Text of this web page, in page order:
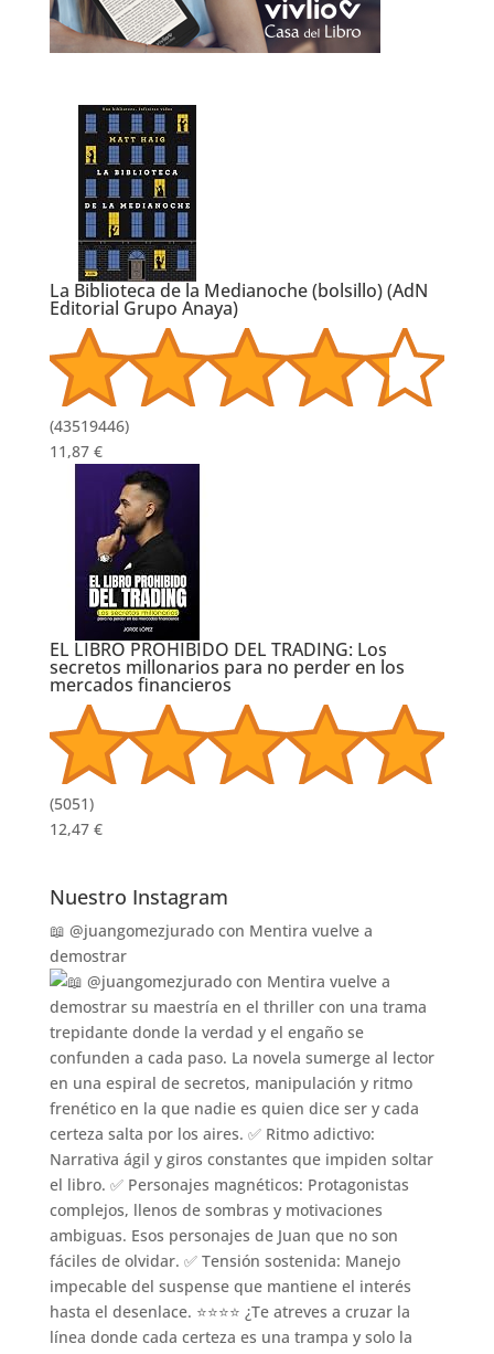
La Biblioteca de la Medianoche (bolsillo) (AdN
Editorial Grupo Anaya)
(43519446)
11,87 €
EL LIBRO PROHIBIDO DEL TRADING: Los
secretos millonarios para no perder en los
mercados financieros
(5051)
12,47 €
Nuestro Instagram
📖 @juangomezjurado con Mentira vuelve a
demostrar